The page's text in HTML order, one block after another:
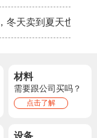
天卖到夏天也不淡
材料
需要跟公司买吗？
点击了解
设备